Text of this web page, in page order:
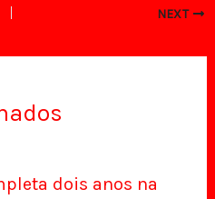
NEXT
dois anos na